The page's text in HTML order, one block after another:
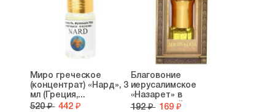
Миро греческое
(концентрат) «Нард», 3
мл (Греция,...
520 ₽ 442 ₽
Благовоние
иерусалимское
«Назарет» в
подарочной...
192 ₽ 169 ₽